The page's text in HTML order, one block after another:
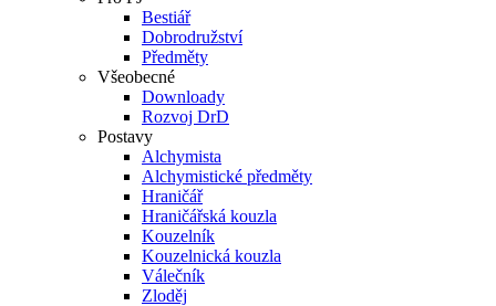
Bestiář
Dobrodružství
Předměty
Všeobecné
Downloady
Rozvoj DrD
Postavy
Alchymista
Alchymistické předměty
Hraničář
Hraničářská kouzla
Kouzelník
Kouzelnická kouzla
Válečník
Zloděj